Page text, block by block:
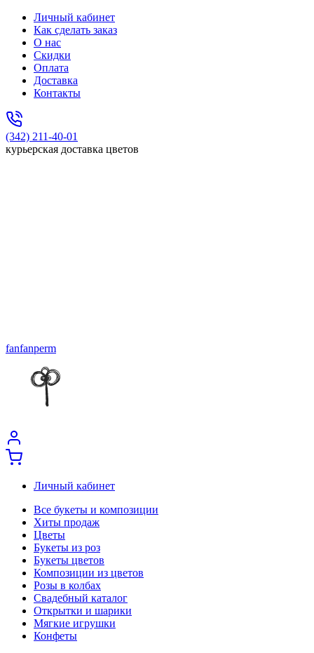
Личный кабинет
Как сделать заказ
О нас
Скидки
Оплата
Доставка
Контакты
(342) 211-40-01
курьерская доставка цветов
fanfanperm
Личный кабинет
Все букеты и композиции
Хиты продаж
Цветы
Букеты из роз
Букеты цветов
Композиции из цветов
Розы в колбах
Свадебный каталог
Открытки и шарики
Мягкие игрушки
Конфеты